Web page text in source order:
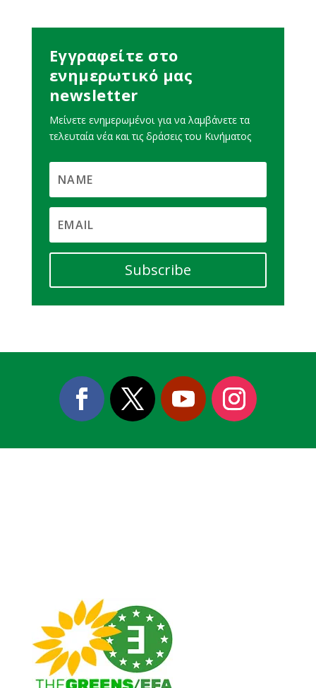
Εγγραφείτε στο
ενημερωτικό μας
newsletter
Μείνετε ενημερωμένοι για να λαμβάνετε τα
τελευταία νέα και τις δράσεις του Κινήματος
Subscribe